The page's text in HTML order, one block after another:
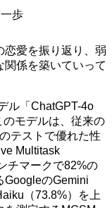
歩
恋愛を振り返り、弱
関係を築いていって
ル「ChatGPT-4o
モデルは、従来の
テストで優れた性
Multitask
チマークで82%の
GoogleのGemini
（73.8%）を上